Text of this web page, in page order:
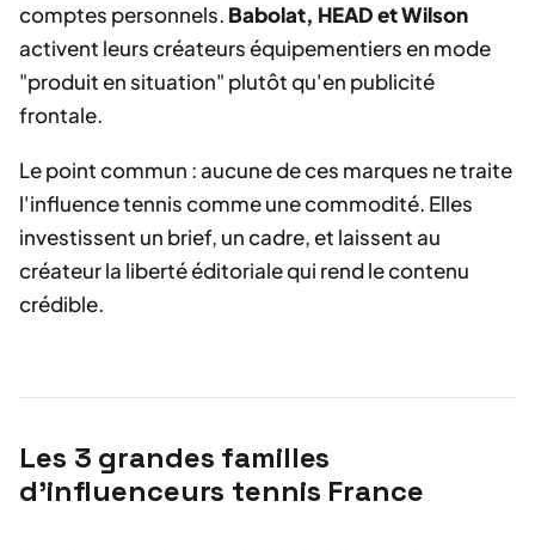
comptes personnels. Babolat, HEAD et Wilson
activent leurs créateurs équipementiers en mode
"produit en situation" plutôt qu'en publicité
frontale.
Le point commun : aucune de ces marques ne traite
l'influence tennis comme une commodité. Elles
investissent un brief, un cadre, et laissent au
créateur la liberté éditoriale qui rend le contenu
crédible.
Les 3 grandes familles
d'influenceurs tennis France